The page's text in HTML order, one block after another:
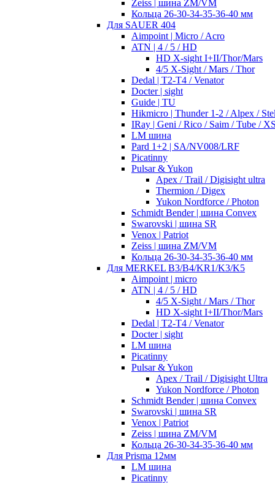
Zeiss | шина ZM/VM
Кольца 26-30-34-35-36-40 мм
Для SAUER 404
Aimpoint | Micro / Acro
ATN | 4 / 5 / HD
HD X-sight I+II/Thor/Mars
4/5 X-Sight / Mars / Thor
Dedal | T2-T4 / Venator
Docter | sight
Guide | TU
Hikmicro | Thunder 1-2 / Alpex /
IRay | Geni / Rico / Saim / Tube /
LM шина
Pard 1+2 | SA/NV008/LRF
Picatinny
Pulsar & Yukon
Apex / Trail / Digisight ultra
Thermion / Digex
Yukon Nordforce / Photon
Schmidt Bender | шина Convex
Swarovski | шина SR
Venox | Patriot
Zeiss | шина ZM/VM
Кольца 26-30-34-35-36-40 мм
Для MERKEL B3/B4/KR1/K3/K5
Aimpoint | micro
ATN | 4 / 5 / HD
4/5 X-Sight / Mars / Thor
HD X-sight I+II/Thor/Mars
Dedal | T2-T4 / Venator
Docter | sight
LM шина
Picatinny
Pulsar & Yukon
Apex / Trail / Digisight Ultra
Yukon Nordforce / Photon
Schmidt Bender | шина Convex
Swarovski | шина SR
Venox | Patriot
Zeiss | шина ZM/VM
Кольца 26-30-34-35-36-40 мм
Для Prisma 12мм
LM шина
Picatinny